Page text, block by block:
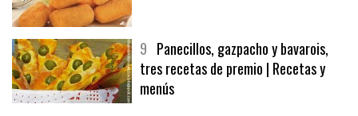
9 Panecillos, gazpacho y bavarois,
tres recetas de premio | Recetas y
menús